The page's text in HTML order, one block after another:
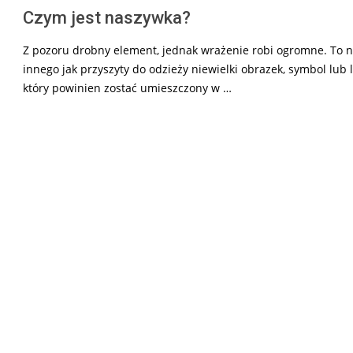
Czym jest naszywka?
Z pozoru drobny element, jednak wrażenie robi ogromne. To
innego jak przyszyty do odzieży niewielki obrazek, symbol lub
który powinien zostać umieszczony w …